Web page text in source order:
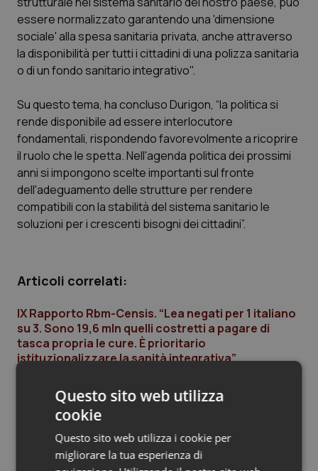
Liguria
Lombardia
Marche
Molise
Piemonte
Provincia Autonoma di Bolzano
Puglia
Sardegna
Sicilia
Toscana
Umbria
Disturbi dell’umore
Dolore
Donna & Salute
Epatiti
HIV
Infezioni & Febbre
Malattie rare
Malattia di Crohn & Rettocolite Ulcerosa
Neuroscienze & patologie neurodegenerative
Obesità
Oftalmologia
essere normalizzato garantendo una 'dimensione
sociale' alla spesa sanitaria privata, anche attraverso
la disponibilità per tutti i cittadini di una polizza sanitaria
o di un fondo sanitario integrativo".
Su questo tema, ha concluso Durigon, “la politica si
rende disponibile ad essere interlocutore
fondamentali, rispondendo favorevolmente a ricoprire
il ruolo che le spetta. Nell'agenda politica dei prossimi
anni si impongono scelte importanti sul fronte
dell'adeguamento delle strutture per rendere
compatibili con la stabilità del sistema sanitario le
soluzioni per i crescenti bisogni dei cittadini”.
Articoli correlati:
IX Rapporto Rbm-Censis. “Lea negati per 1 italiano
su 3. Sono 19,6 mln quelli costretti a pagare di
tasca propria le cure. È prioritario
istituzionalizzare la sanità integrativa”
© Riproduzione riservata
Ultime analisi e review da QS Pro
Questo sito web utilizza
cookie
Questo sito web utilizza i cookie per
migliorare la tua esperienza di